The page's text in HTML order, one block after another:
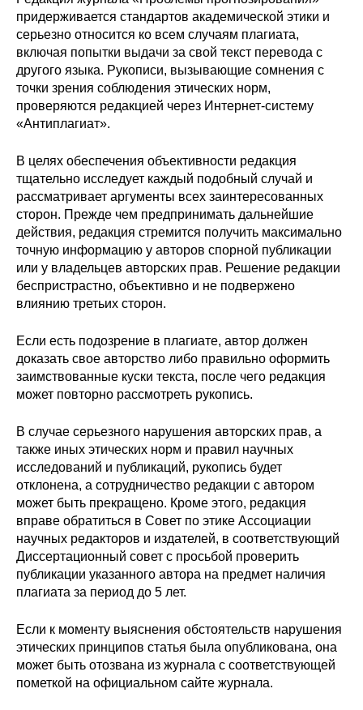
придерживается стандартов академической этики и
серьезно относится ко всем случаям плагиата,
включая попытки выдачи за свой текст перевода с
другого языка. Рукописи, вызывающие сомнения с
точки зрения соблюдения этических норм,
проверяются редакцией через Интернет-cистему
«Антиплагиат».
В целях обеспечения объективности редакция
тщательно исследует каждый подобный случай и
рассматривает аргументы всех заинтересованных
сторон. Прежде чем предпринимать дальнейшие
действия, редакция стремится получить максимально
точную информацию у авторов спорной публикации
или у владельцев авторских прав. Решение редакции
беспристрастно, объективно и не подвержено
влиянию третьих сторон.
Если есть подозрение в плагиате, автор должен
доказать свое авторство либо правильно оформить
заимствованные куски текста, после чего редакция
может повторно рассмотреть рукопись.
В случае серьезного нарушения авторских прав, а
также иных этических норм и правил научных
исследований и публикаций, рукопись будет
отклонена, а сотрудничество редакции с автором
может быть прекращено. Кроме этого, редакция
вправе обратиться в Совет по этике Ассоциации
научных редакторов и издателей, в соответствующий
Диссертационный совет с просьбой проверить
публикации указанного автора на предмет наличия
плагиата за период до 5 лет.
Если к моменту выяснения обстоятельств нарушения
этических принципов статья была опубликована, она
может быть отозвана из журнала с соответствующей
пометкой на официальном сайте журнала.